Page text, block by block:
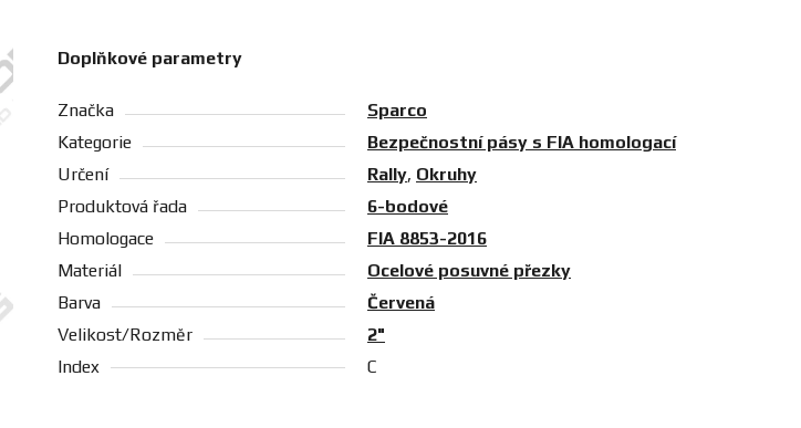
Doplňkové parametry
Značka
Sparco
Kategorie
Bezpečnostní pásy s FIA homologací
Určení
Rally, Okruhy
Produktová řada
6-bodové
Homologace
FIA 8853-2016
Materiál
Ocelové posuvné přezky
Barva
Červená
Velikost/Rozměr
2"
Index
C